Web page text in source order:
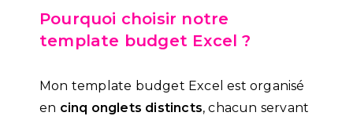
Pourquoi choisir notre
template budget Excel ?
Mon template budget Excel est organisé
en cinq onglets distincts, chacun servant